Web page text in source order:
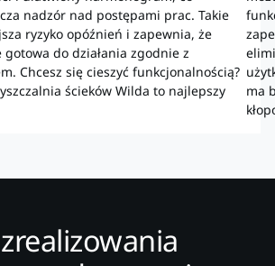
nadzór nad postępami prac. Takie
ryzyko opóźnień i zapewnia, że
do działania zgodnie z
Chcesz się cieszyć funkcjonalnością?
ścieków Wilda to najlepszy
ma